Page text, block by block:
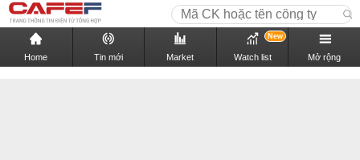
Home Tin mới Market Watch list
New
Mở rộng